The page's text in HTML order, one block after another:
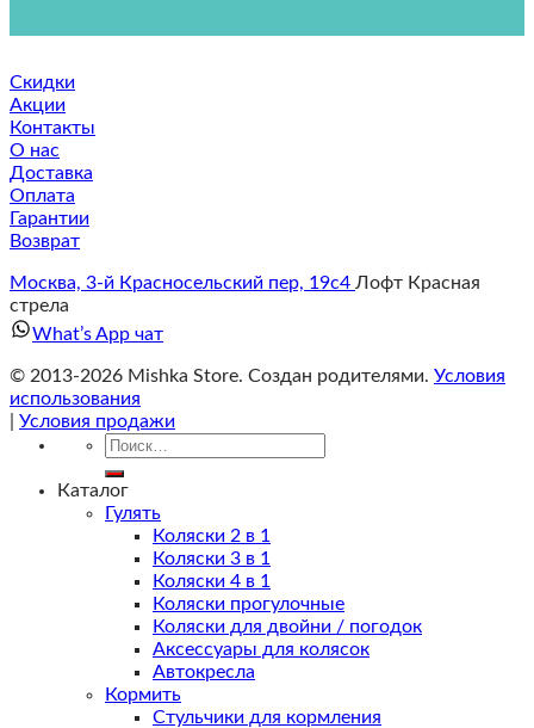
Скидки
Акции
Контакты
О нас
Доставка
Оплата
Гарантии
Возврат
Москва, 3-й Красносельский пер, 19с4 Лофт Красная
стрела
What’s App чат
© 2013-2026 Mishka Store. Cоздан родителями. Условия
использования
Условия продажи
Искать:
Каталог
Гулять
Коляски 2 в 1
Коляски 3 в 1
Коляски 4 в 1
Коляски прогулочные
Коляски для двойни / погодок
Аксессуары для колясок
Автокресла
Кормить
Стульчики для кормления